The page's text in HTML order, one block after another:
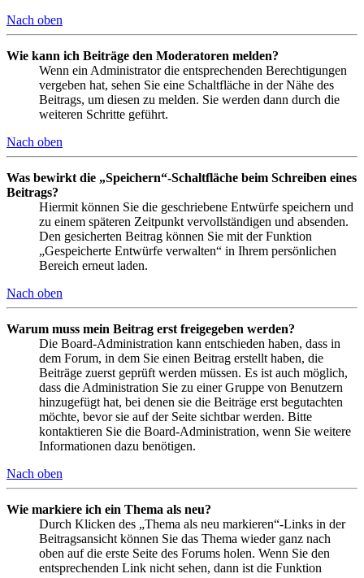
Nach oben
Wie kann ich Beiträge den Moderatoren melden?
Wenn ein Administrator die entsprechenden Berechtigungen
vergeben hat, sehen Sie eine Schaltfläche in der Nähe des
Beitrags, um diesen zu melden. Sie werden dann durch die
weiteren Schritte geführt.
Nach oben
Was bewirkt die „Speichern“-Schaltfläche beim Schreiben eines
Beitrags?
Hiermit können Sie die geschriebene Entwürfe speichern und
zu einem späteren Zeitpunkt vervollständigen und absenden.
Den gesicherten Beitrag können Sie mit der Funktion
„Gespeicherte Entwürfe verwalten“ in Ihrem persönlichen
Bereich erneut laden.
Nach oben
Warum muss mein Beitrag erst freigegeben werden?
Die Board-Administration kann entschieden haben, dass in
dem Forum, in dem Sie einen Beitrag erstellt haben, die
Beiträge zuerst geprüft werden müssen. Es ist auch möglich,
dass die Administration Sie zu einer Gruppe von Benutzern
hinzugefügt hat, bei denen sie die Beiträge erst begutachten
möchte, bevor sie auf der Seite sichtbar werden. Bitte
kontaktieren Sie die Board-Administration, wenn Sie weitere
Informationen dazu benötigen.
Nach oben
Wie markiere ich ein Thema als neu?
Durch Klicken des „Thema als neu markieren“-Links in der
Beitragsansicht können Sie das Thema wieder ganz nach
oben auf die erste Seite des Forums holen. Wenn Sie den
entsprechenden Link nicht sehen, dann ist die Funktion